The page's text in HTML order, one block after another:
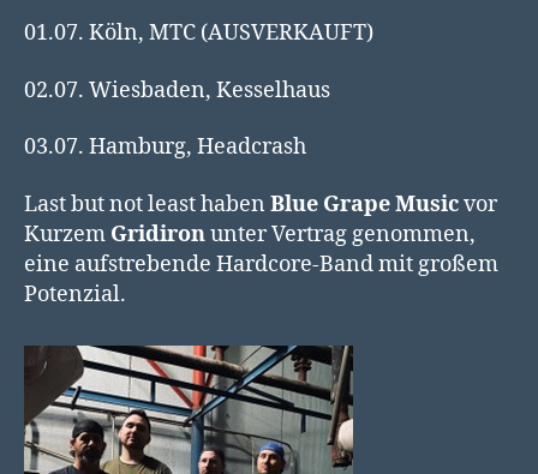
01.07. Köln, MTC (AUSVERKAUFT)
02.07. Wiesbaden, Kesselhaus
03.07. Hamburg, Headcrash
Last but not least haben Blue Grape Musicvor
Kurzem Gridironunter Vertrag genommen,
eine aufstrebende Hardcore-Band mit großem
Potenzial.